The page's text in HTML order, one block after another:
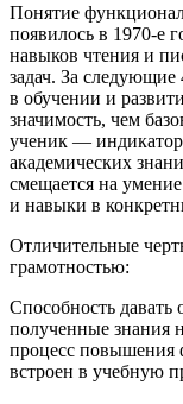
Понятие
появилось в 1970-е
навыков чтения и
задач. За следующие
в обучении и
значимость, чем
ученик — индикатор
академических
смещается на
и навыки в
Отличительные
грамотностью:
Способность давать
полученные знания
процесс повышения
встроен в учебную